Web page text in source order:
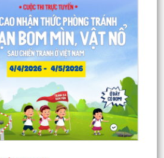
nhập khẩu) và xe Rebel 500 & CL
Khôi triển khai kế hoạch tuyên
động hiến máu tình nguyện năm
việc Ban hành Quy chế phát ngôn
thông tin cho báo chí của Ủy ban